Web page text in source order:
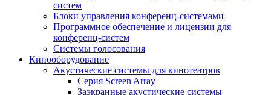
систем
Блоки управления конференц-системами
Программное обеспечение и лицензии для
конференц-систем
Системы голосования
Кинооборудование
Акустические системы для кинотеатров
Cерия Screen Array
Заэкранные акустические системы